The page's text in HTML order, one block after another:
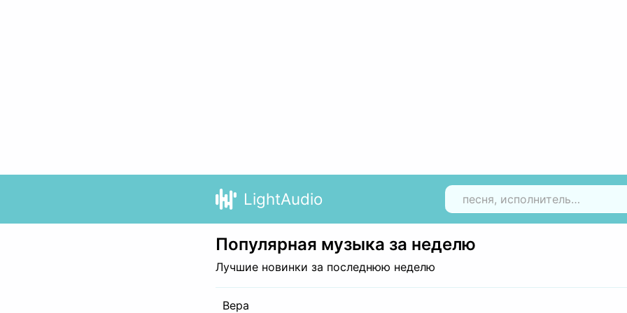
LightAudio
Популярная музыка за неделю
Лучшие новинки за последнюю неделю
Вера